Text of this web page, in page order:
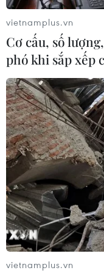
Nhận định
Indonesia (20h
đấu giành tấm vé
07/08/2026 08:41
Cục diện ASEAN
quyết giành ngôi
có thể bị loại
07/08/2026 02:29
Lịch thi đấu
7/8: Việt Nam
07/08/2026 00:07
vietnamplus.vn
Cơ cấu, số
phó khi sắp xếp
vietnamplus.vn